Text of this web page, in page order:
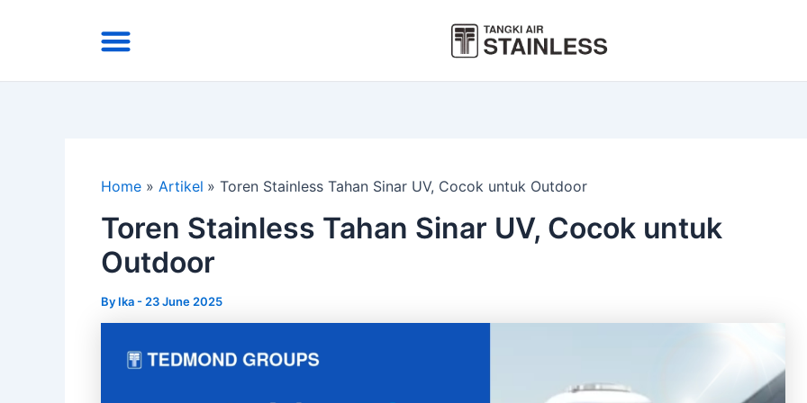
Menu
Home Artikel Toren Stainless Tahan Sinar UV, Cocok untuk Outdoor
Toren Stainless Tahan Sinar UV, Cocok untuk
Outdoor
By Ika- 23 June 2025